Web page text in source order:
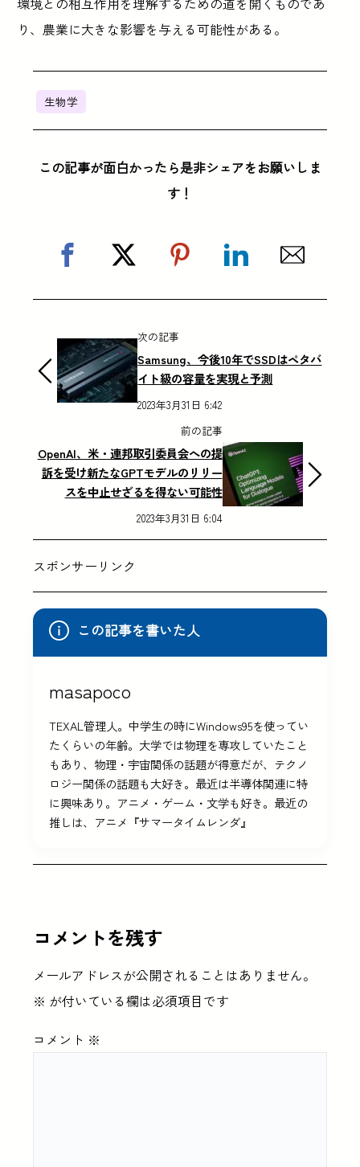
り、農業に大きな影響を与える可能性がある。
生物学
この記事が面白かったら是非シェアをお願いしま
す！
次の記事
Samsung、今後10年でSSDはペタバ
イト級の容量を実現と予測
2023年3月31日 6:42
前の記事
OpenAI、米・連邦取引委員会への提
訴を受け新たなGPTモデルのリリー
スを中止せざるを得ない可能性
2023年3月31日 6:04
スポンサーリンク
この記事を書いた人
masapoco
TEXAL管理人。中学生の時にWindows95を使ってい
たくらいの年齢。大学では物理を専攻していたこと
もあり、物理・宇宙関係の話題が得意だが、テクノ
ロジー関係の話題も大好き。最近は半導体関連に特
に興味あり。アニメ・ゲーム・文学も好き。最近の
推しは、アニメ『サマータイムレンダ』
コメントを残す
メールアドレスが公開されることはありません。
※ が付いている欄は必須項目です
コメント ※